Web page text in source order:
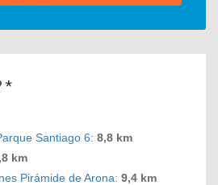
*
Santiago 6: 8,8 km
km
Pirámide de Arona: 9,4 km